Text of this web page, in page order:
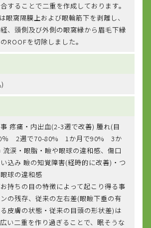
することで二重を作成しております。
眼窩隔膜上および眼輪筋下を剥離し、
、頭側及び外側の眼窩縁から眉毛下縁
ROOFを切除しました。
疼痛・内出血(2-3週で改善) 腫れ(目
％ 2週で70-80% 1か月で90% 3か
流涙・眼脂・瞼や眼球の違和感、傷口
込み 瞼の知覚障害(経時的に改善)・つ
球の違和感
持ちの目の特徴によって起こり得る事
の残存、従来の左右差(眼瞼下垂の有
皮膚の状態・従来の目頭の形状差)は
い二重を作り過ぎることで、眠そうな